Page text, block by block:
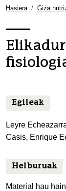
aurreratua…
Hasiera Giza
Egileak
Leyre
Casis, Enrique
Helburuak
Material hau